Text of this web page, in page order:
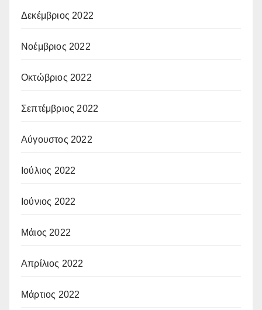
Δεκέμβριος 2022
Νοέμβριος 2022
Οκτώβριος 2022
Σεπτέμβριος 2022
Αύγουστος 2022
Ιούλιος 2022
Ιούνιος 2022
Μάιος 2022
Απρίλιος 2022
Μάρτιος 2022